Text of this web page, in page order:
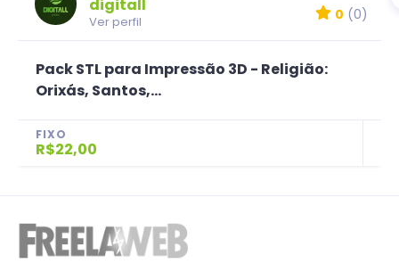
digitall
Ver perfil 0 (0)
Pack STL para Impressão 3D - Religião:
Orixás, Santos,...
FIXO
R$22,00